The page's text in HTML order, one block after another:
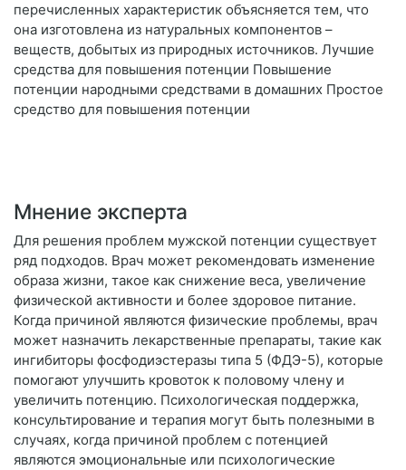
перечисленных характеристик объясняется тем, что
она изготовлена из натуральных компонентов –
веществ, добытых из природных источников. Лучшие
средства для повышения потенции Повышение
потенции народными средствами в домашних Простое
средство для повышения потенции
Мнение эксперта
Для решения проблем мужской потенции существует
ряд подходов. Врач может рекомендовать изменение
образа жизни, такое как снижение веса, увеличение
физической активности и более здоровое питание.
Когда причиной являются физические проблемы, врач
может назначить лекарственные препараты, такие как
ингибиторы фосфодиэстеразы типа 5 (ФДЭ-5), которые
помогают улучшить кровоток к половому члену и
увеличить потенцию. Психологическая поддержка,
консультирование и терапия могут быть полезными в
случаях, когда причиной проблем с потенцией
являются эмоциональные или психологические